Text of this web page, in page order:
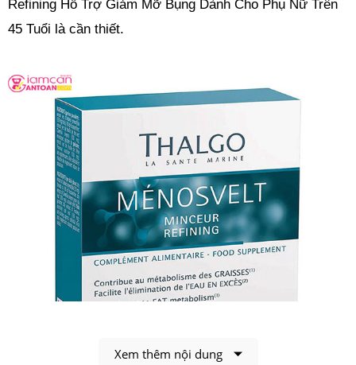
Refining Hỗ Trợ Giảm Mỡ Bụng Dành Cho Phụ Nữ Trên
45 Tuổi là cần thiết.
Xem thêm nội dung